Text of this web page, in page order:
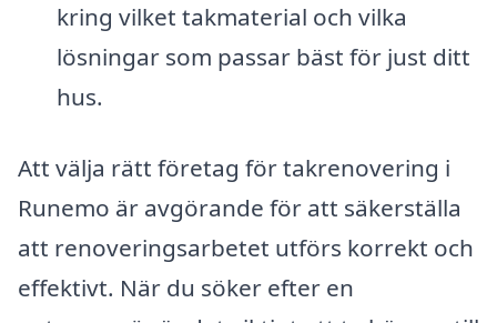
kring vilket takmaterial och vilka
lösningar som passar bäst för just ditt
hus.
Att välja rätt företag för takrenovering i
Runemo är avgörande för att säkerställa
att renoveringsarbetet utförs korrekt och
effektivt. När du söker efter en